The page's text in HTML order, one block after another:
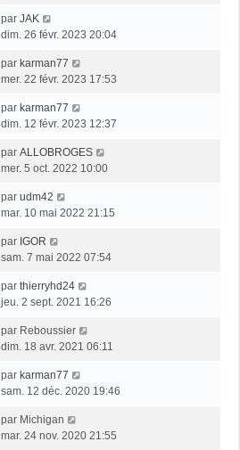
par JAK
dim. 26 févr. 2023 20:04
par karman77
mer. 22 févr. 2023 17:53
par karman77
dim. 12 févr. 2023 12:37
par ALLOBROGES
mer. 5 oct. 2022 10:00
par udm42
mar. 10 mai 2022 21:15
par IGOR
sam. 7 mai 2022 07:54
par thierryhd24
jeu. 2 sept. 2021 16:26
par Reboussier
dim. 18 avr. 2021 06:11
par karman77
sam. 12 déc. 2020 19:46
par Michigan
mar. 24 nov. 2020 21:55